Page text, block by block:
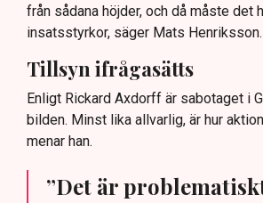
från sådana höjder, och då måste det
insatsstyrkor, säger Mats Henriksson.
Tillsyn ifrågasätts
Enligt Rickard Axdorff är sabotaget i
bilden. Minst lika allvarlig, är hur
menar han.
”Det är